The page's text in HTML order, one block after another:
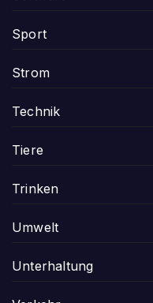
Sport
Strom
Technik
Tiere
Trinken
Umwelt
Unterhaltung